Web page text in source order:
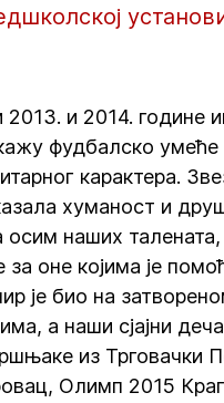
2013. и 2014. године
фудбалско умеће
карактера.
хуманост и
осим наших талената,
за оне којима је
је био на
а наши сјајни
из Трговачки
Олимп 2015